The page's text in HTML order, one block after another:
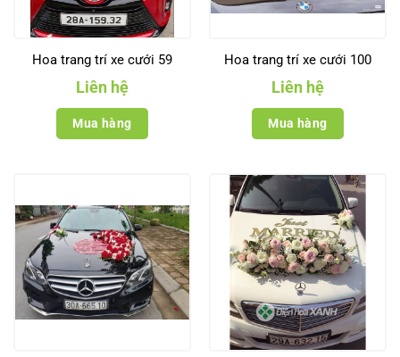
Hoa trang trí xe cưới 59
Liên hệ
Mua hàng
Hoa trang trí xe cưới 100
Liên hệ
Mua hàng